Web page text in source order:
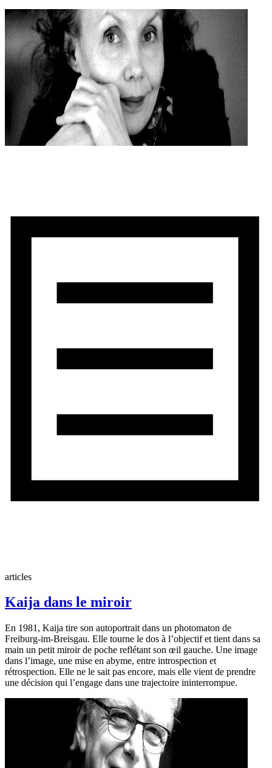
articles
Kaija dans le miroir
En 1981, Kaija tire son autoportrait dans un photomaton de
Freiburg-im-Breisgau. Elle tourne le dos à l’objectif et tient dans sa
main un petit miroir de poche reflétant son œil gauche. Une image
dans l’image, une mise en abyme, entre introspection et
rétrospection. Elle ne le sait pas encore, mais elle vient de prendre
une décision qui l’engage dans une trajectoire ininterrompue.